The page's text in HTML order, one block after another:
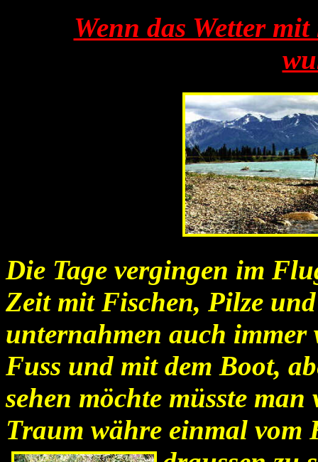
Wenn das Wetter
Die Tage vergingen im
Zeit mit Fischen, Pilze
unternahmen auch immer
Fuss und mit dem Boot,
sehen möchte müsste
Traum währe einmal